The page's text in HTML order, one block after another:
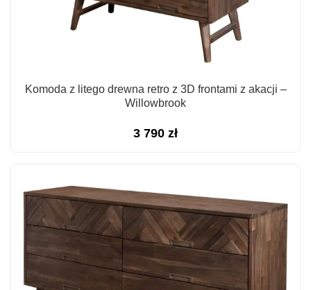
Komoda z litego drewna retro z 3D frontami z akacji –
Willowbrook
3 790 zł